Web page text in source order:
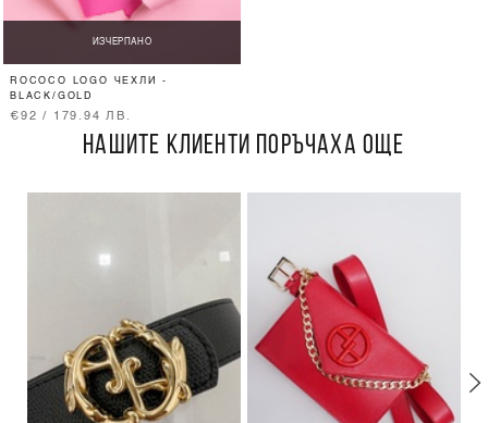
ИЗЧЕРПАНО
ROCOCO LOGO ЧЕХЛИ -
BLACK/GOLD
€92 / 179.94 ЛВ.
НАШИТЕ КЛИЕНТИ ПОРЪЧАХА ОЩЕ